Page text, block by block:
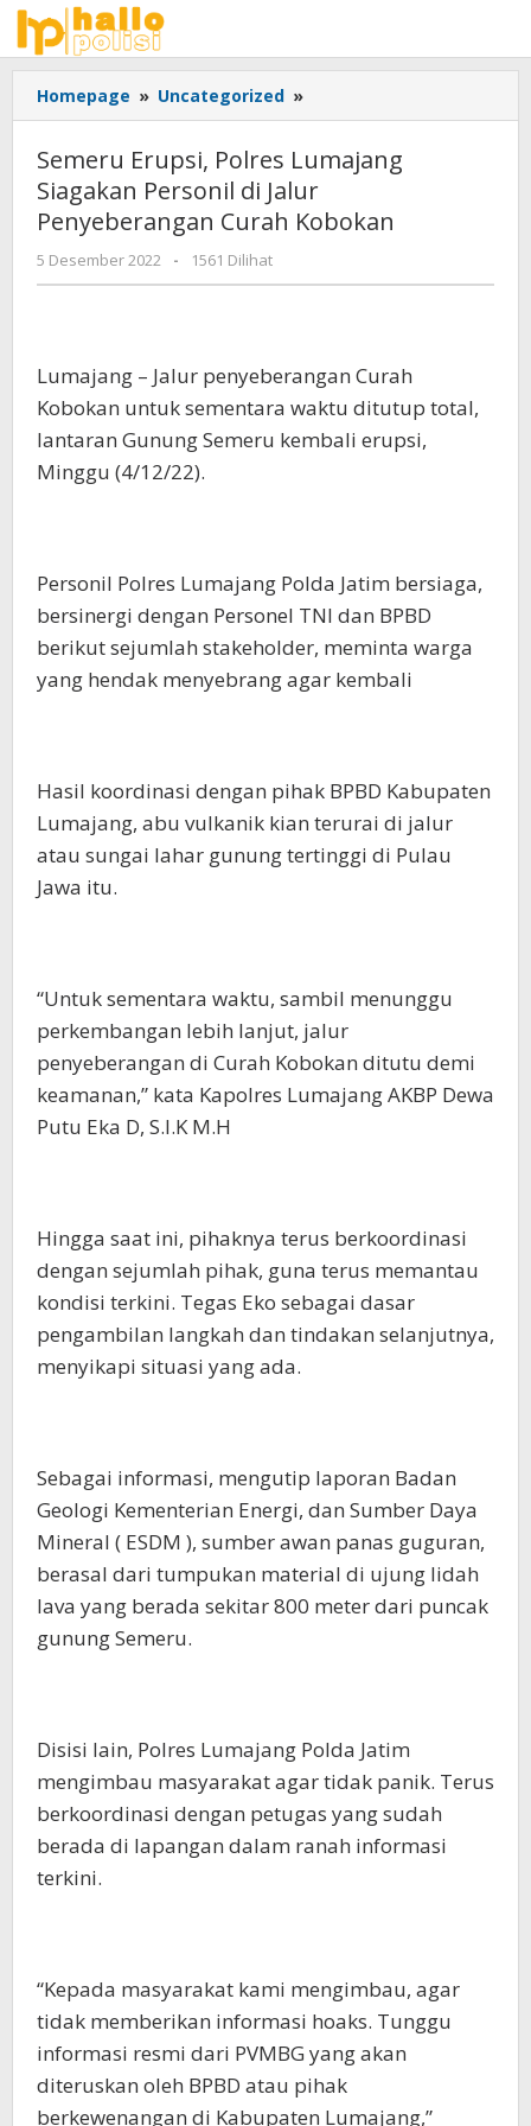
Lewati
konten
Homepage » Uncategorized »
Erupsi,
Lumajang
Siagakan
Personil
Penyeberangan
Semeru Erupsi, Polres Lumajang
Siagakan Personil di Jalur
Penyeberangan Curah Kobokan
5 Desember 2022
oleh
Adhis
- 1561 Dilihat
Lumajang – Jalur penyeberangan Curah
Kobokan untuk sementara waktu ditutup total,
lantaran Gunung Semeru kembali erupsi,
Minggu (4/12/22).
Personil Polres Lumajang Polda Jatim bersiaga,
bersinergi dengan Personel TNI dan BPBD
berikut sejumlah stakeholder, meminta warga
yang hendak menyebrang agar kembali
Hasil koordinasi dengan pihak BPBD Kabupaten
Lumajang, abu vulkanik kian terurai di jalur
atau sungai lahar gunung tertinggi di Pulau
Jawa itu.
“Untuk sementara waktu, sambil menunggu
perkembangan lebih lanjut, jalur
penyeberangan di Curah Kobokan ditutu demi
keamanan,” kata Kapolres Lumajang AKBP Dewa
Putu Eka D, S.I.K M.H
Hingga saat ini, pihaknya terus berkoordinasi
dengan sejumlah pihak, guna terus memantau
kondisi terkini. Tegas Eko sebagai dasar
pengambilan langkah dan tindakan selanjutnya,
menyikapi situasi yang ada.
Sebagai informasi, mengutip laporan Badan
Geologi Kementerian Energi, dan Sumber Daya
Mineral ( ESDM ), sumber awan panas guguran,
berasal dari tumpukan material di ujung lidah
lava yang berada sekitar 800 meter dari puncak
gunung Semeru.
Disisi lain, Polres Lumajang Polda Jatim
mengimbau masyarakat agar tidak panik. Terus
berkoordinasi dengan petugas yang sudah
berada di lapangan dalam ranah informasi
terkini.
“Kepada masyarakat kami mengimbau, agar
tidak memberikan informasi hoaks. Tunggu
informasi resmi dari PVMBG yang akan
diteruskan oleh BPBD atau pihak
berkewenangan di Kabupaten Lumajang,”